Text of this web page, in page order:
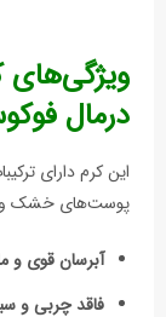
ویژگی‌های
درمال
این کرم دارای
پوست‌های خشک و
آبرسان قوی و
فاقد چربی و